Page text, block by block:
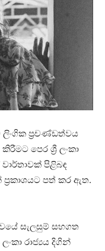
ලිංගික ප්‍රචණ්ඩත්වය
පෙර ශ්‍රී ලංකා
පිළිබඳ
පත් කර ඇත.
සැලසුම් සහගත
රාජ්‍යය දිගින්